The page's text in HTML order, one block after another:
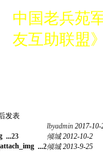
中国老兵苑
友互助联盟
有意筹备分
系。电话
发表
lbyadmin 2017-10-
...23 倾城 2012-10-2
...2倾城 2013-9-25